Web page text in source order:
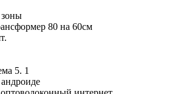
зоны
80 на 60см
5. 1